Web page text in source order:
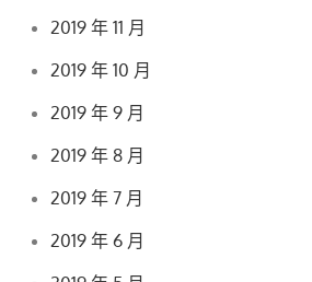
2019 年 11 月
2019 年 10 月
2019 年 9 月
2019 年 8 月
2019 年 7 月
2019 年 6 月